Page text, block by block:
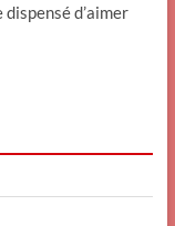
d’aimer